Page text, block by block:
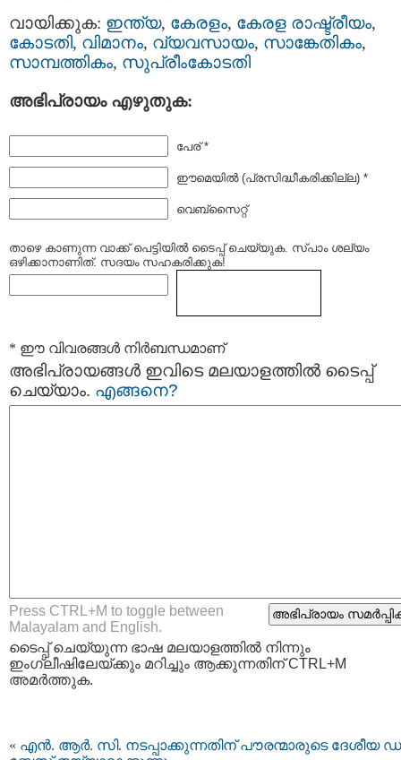
വായിക്കുക: ഇന്ത്യ, കേരളം, കേരള രാഷ്ട്രീയം,
കോടതി, വിമാനം, വ്യവസായം, സാങ്കേതികം,
സാമ്പത്തികം, സുപ്രീംകോടതി
അഭിപ്രായം എഴുതുക:
പേര് *
ഈമെയില്‍ (പ്രസിദ്ധീകരിക്കില്ല) *
വെബ്സൈറ്റ്
താഴെ കാണുന്ന വാക്ക് പെട്ടിയില്‍ ടൈപ്പ്‌ ചെയ്യുക. സ്പാം ശല്യം
ഒഴിക്കാനാണിത്. സദയം സഹകരിക്കുക!
* ഈ വിവരങ്ങള്‍ നിര്‍ബന്ധമാണ്
അഭിപ്രായങ്ങള്‍ ഇവിടെ മലയാളത്തില്‍ ടൈപ്പ്
ചെയ്യാം. എങ്ങനെ?
Press CTRL+M to toggle between
Malayalam and English.
ടൈപ്പ്‌ ചെയ്യുന്ന ഭാഷ മലയാളത്തില്‍ നിന്നും
ഇംഗ്ലീഷിലേയ്ക്കും മറിച്ചും ആക്കുന്നതിന് CTRL+M
അമര്‍ത്തുക.
« എൻ. ആർ. സി. നടപ്പാക്കുന്നതിന് പൗരന്മാരുടെ ദേശീയ